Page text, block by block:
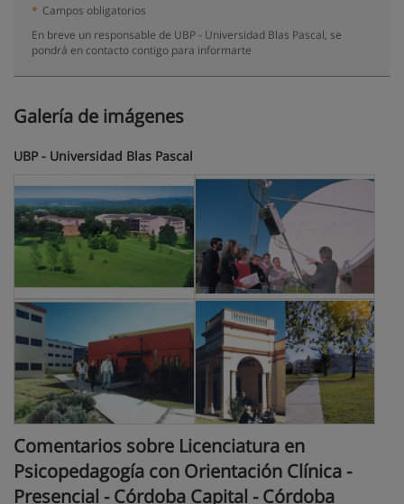
* Campos obligatorios
En breve un responsable de UBP - Universidad Blas Pascal, se
pondrá en contacto contigo para informarte
Galería de imágenes
UBP - Universidad Blas Pascal
Comentarios sobre Licenciatura en
Psicopedagogía con Orientación Clínica -
Presencial - Córdoba Capital - Córdoba